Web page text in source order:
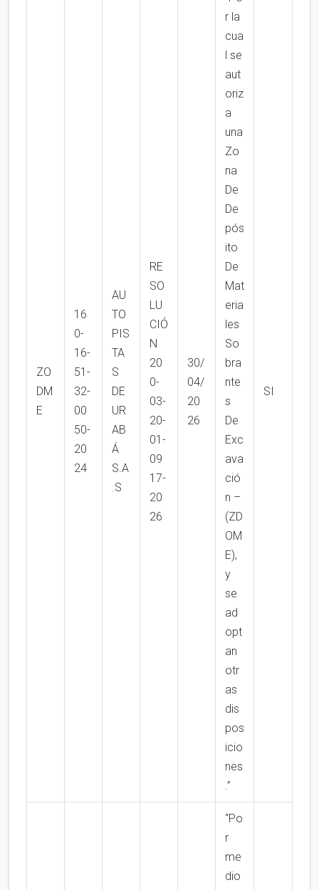
ZO
DM
E
16
0-
16-
51-
32-
00
50-
20
24
AU
TO
PIS
TA
S
DE
UR
AB
Á
S.A
.S
RE
SO
LU
CIÓ
N
20
0-
03-
20-
01-
09
17-
20
26
30/
04/
20
26
r la
cua
l se
aut
oriz
a
una
Zo
na
De
De
pós
ito
De
Mat
eria
les
So
bra
nte
s
De
Exc
ava
ció
n –
(ZD
OM
E),
y
se
ad
opt
an
otr
as
dis
pos
icio
nes
.”
SI
“Po
r
me
dio